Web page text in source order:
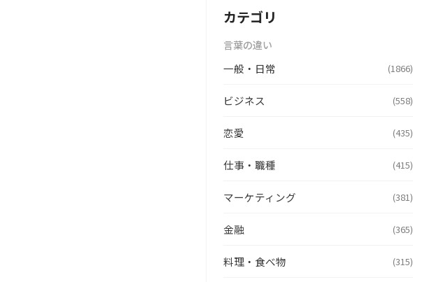
カテゴリ
言葉の違い
一般・日常 (1866)
ビジネス (558)
恋愛 (435)
仕事・職種 (415)
マーケティング (381)
金融 (365)
料理・食べ物 (315)